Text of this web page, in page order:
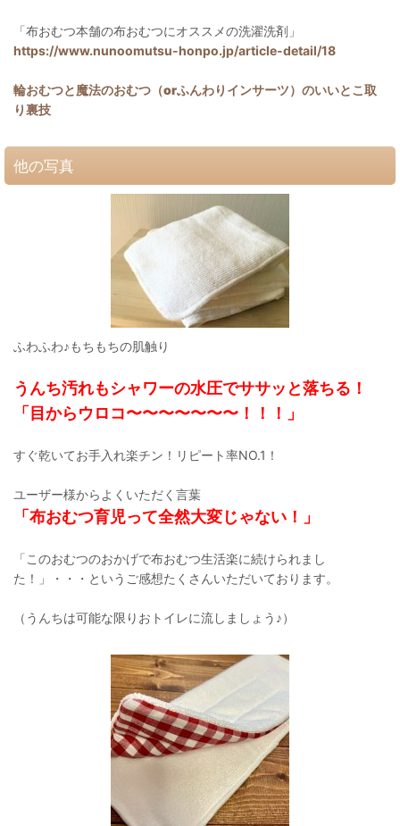
「布おむつ本舗の布おむつにオススメの洗濯洗剤」
https://www.nunoomutsu-honpo.jp/article-detail/18
輪おむつと魔法のおむつ（orふんわりインサーツ）のいいとこ取
り裏技
他の写真
ふわふわ♪もちもちの肌触り
うんち汚れもシャワーの水圧でササッと落ちる！
「目からウロコ〜〜〜〜〜〜〜！！！」
すぐ乾いてお手入れ楽チン！リピート率NO.1！
ユーザー様からよくいただく言葉
「布おむつ育児って全然大変じゃない！」
「このおむつのおかげで布おむつ生活楽に続けられまし
た！」・・・というご感想たくさんいただいております。
（うんちは可能な限りおトイレに流しましょう♪）